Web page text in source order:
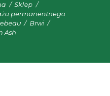
Sklep
permanentnego
Brwi
Ash